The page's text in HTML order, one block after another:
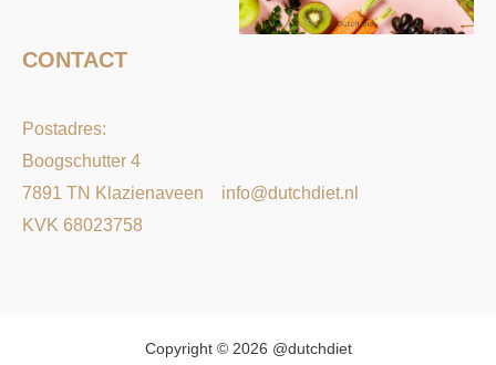
CONTACT
Postadres:
Boogschutter 4
7891 TN Klazienaveen info@dutchdiet.nl
KVK 68023758
Copyright © 2026 @dutchdiet